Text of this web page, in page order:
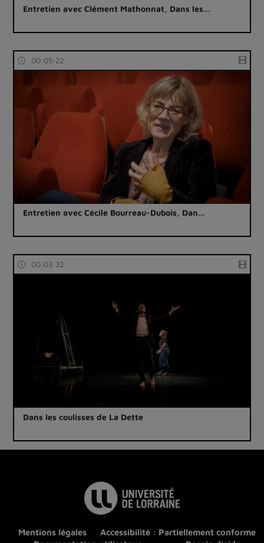
Entretien avec Clément Mathonnat, Dans les…
00:05:22
Entretien avec Cécile Bourreau-Dubois, Dan…
00:03:32
Dans les coulisses de La Dette
Mentions légales
Accessibilité : Partiellement conforme